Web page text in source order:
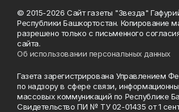
© 2015-2026 Сайт газеты "Звезда"
Республики Башкортостан. Копирование
разрешено только с письменного
сайта.
Об использовании персональных данных
Газета зарегистрирована Управлением
по надзору в сфере связи,
массовых коммуникаций по Республике
Свидетельство ПИ № ТУ 02-01435 от 1